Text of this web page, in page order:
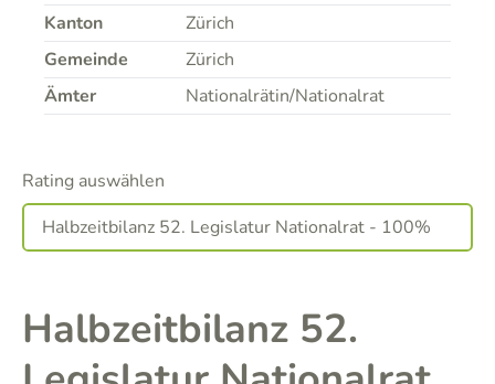
Kanton
Zürich
Gemeinde
Zürich
Ämter
Nationalrätin/Nationalrat
Rating auswählen
Halbzeitbilanz 52.